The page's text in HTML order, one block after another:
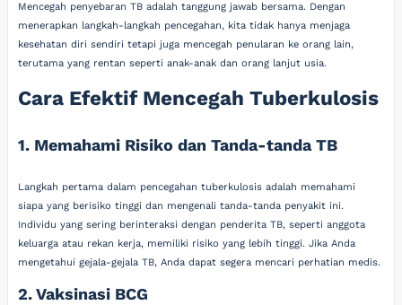
Mencegah penyebaran TB adalah tanggung jawab bersama. Dengan
menerapkan langkah-langkah pencegahan, kita tidak hanya menjaga
kesehatan diri sendiri tetapi juga mencegah penularan ke orang lain,
terutama yang rentan seperti anak-anak dan orang lanjut usia.
Cara Efektif Mencegah Tuberkulosis
1. Memahami Risiko dan Tanda-tanda TB
Langkah pertama dalam pencegahan tuberkulosis adalah memahami
siapa yang berisiko tinggi dan mengenali tanda-tanda penyakit ini.
Individu yang sering berinteraksi dengan penderita TB, seperti anggota
keluarga atau rekan kerja, memiliki risiko yang lebih tinggi. Jika Anda
mengetahui gejala-gejala TB, Anda dapat segera mencari perhatian medis.
2. Vaksinasi BCG